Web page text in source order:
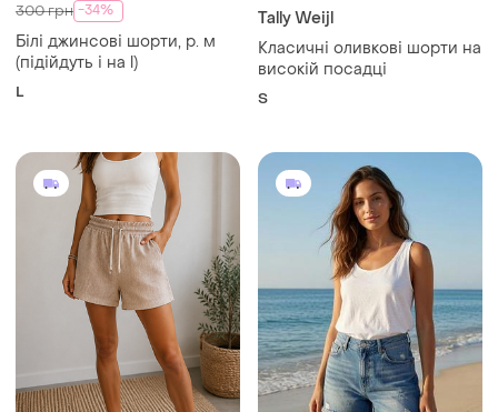
300 грн -34%
Білі джинсові шорти, р. м
(підійдуть і на l)
L
Tally Weijl
Класичні оливкові шорти на
високій посадці
S